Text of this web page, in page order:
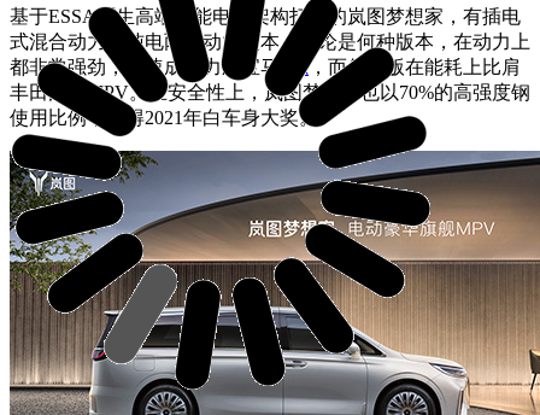
基于ESSA原生高端智能电动架构打造的岚图梦想家，有插电
式混合动力、纯电两种动力版本，不论是何种版本，在动力上
都非常强劲，加速成绩力压宝马
3系，而低碳版在能耗上比肩
丰田混动MPV。在安全性上，岚图梦想家也以70%的高强度钢
使用比例，获得2021年白车身大奖。